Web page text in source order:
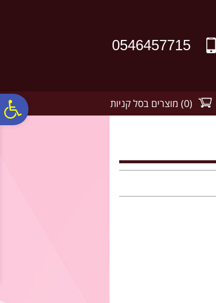
0546457715
(
0
) מוצרים בסל קניות